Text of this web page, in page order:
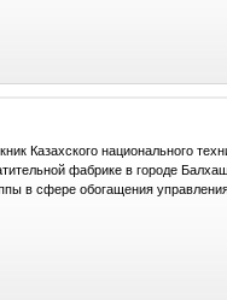
Казахского национального
фабрике в городе
в сфере обогащения